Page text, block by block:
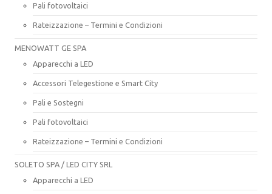
Pali fotovoltaici
Rateizzazione – Termini e Condizioni
MENOWATT GE SPA
Apparecchi a LED
Accessori Telegestione e Smart City
Pali e Sostegni
Pali fotovoltaici
Rateizzazione – Termini e Condizioni
SOLETO SPA / LED CITY SRL
Apparecchi a LED